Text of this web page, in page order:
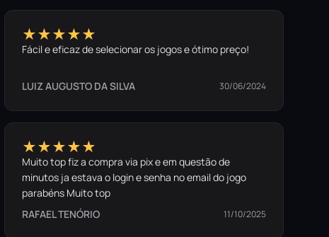
★★★★★
Fácil e eficaz de selecionar os jogos e ótimo preço!
LUIZ AUGUSTO DA SILVA 30/06/2024
★★★★★
Muito top fiz a compra via pix e em questão de
minutos ja estava o login e senha no email do jogo
parabéns Muito top
RAFAEL TENÓRIO
11/10/2025